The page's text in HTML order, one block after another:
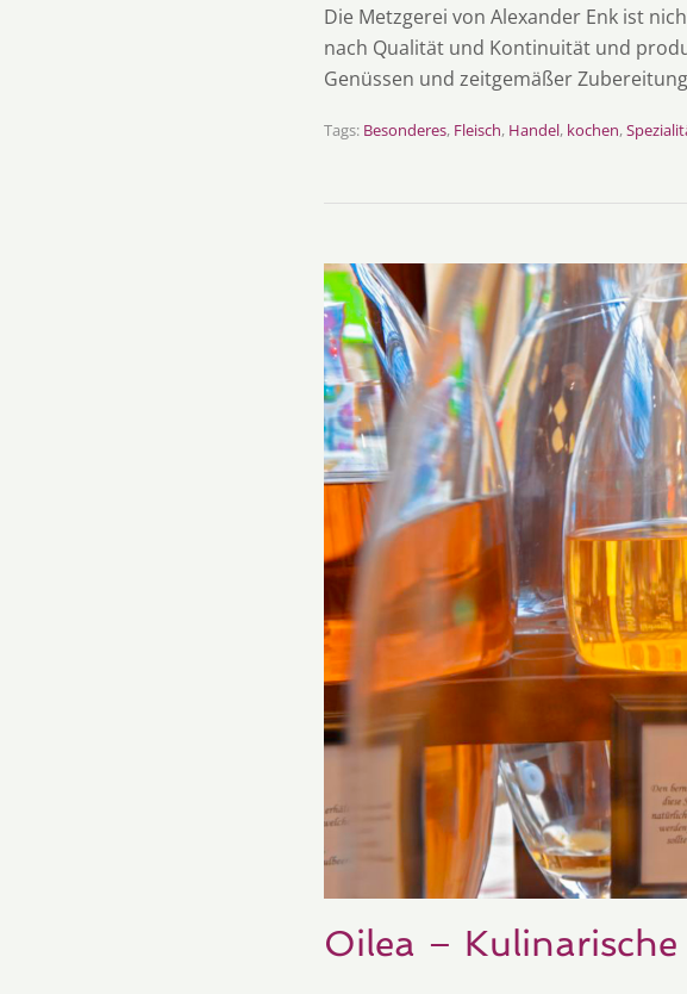
Die Metzgerei von Alexander Enk ist
nach Qualität und Kontinuität und
Genüssen und zeitgemäßer
Tags: Besonderes, Fleisch, Handel, kochen,
Oilea – Kulinarische